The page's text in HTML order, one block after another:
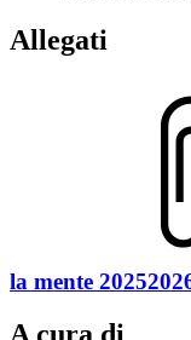
Allegati
la mente